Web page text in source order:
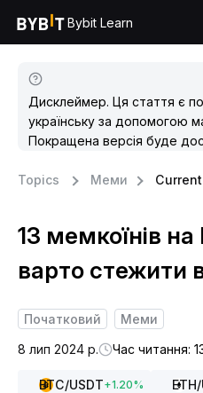
Bybit Learn
Дисклеймер. Ця стаття є
українську за допомогою
Покращена версія буде
Topics Меми
13 мемкоїнів
варто стежити
Початковий
Меми
8 лип 2024 р.
Час читання:
BTC/USDT+1.20% ETH